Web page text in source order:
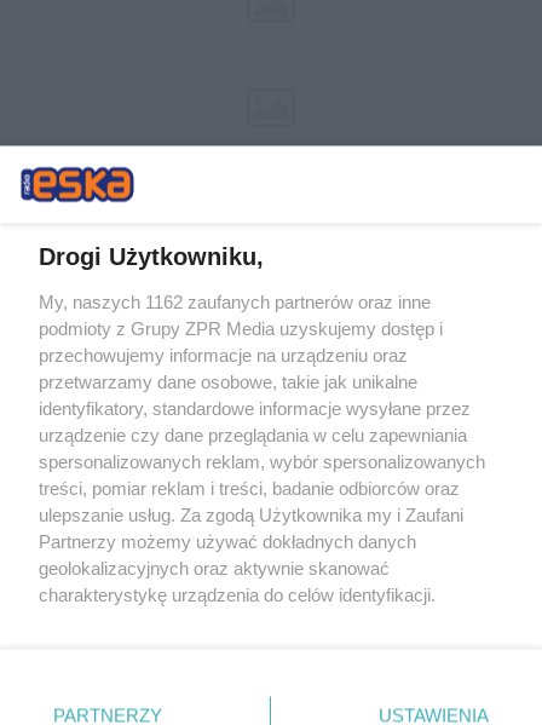
Żaden utwór zamieszczony w serwisie nie może być powielany i
rozpowszechniany lub dalej rozpowszechniany w jakikolwiek sposób (w
tym także elektroniczny lub mechaniczny) na jakimkolwiek polu
eksploatacji w jakiejkolwiek formie, włącznie z umieszczaniem w
Internecie bez pisemnej zgody właściciela praw. Jakiekolwiek użycie lub
wykorzystanie utworów w całości lub w części z naruszeniem prawa,
tzn. bez właściwej zgody, jest zabronione pod groźbą kary i może być
ścigane prawnie.
Drogi Użytkowniku,
My, naszych 1162 zaufanych partnerów oraz inne
podmioty z Grupy ZPR Media uzyskujemy dostęp i
przechowujemy informacje na urządzeniu oraz
przetwarzamy dane osobowe, takie jak unikalne
identyfikatory, standardowe informacje wysyłane przez
urządzenie czy dane przeglądania w celu zapewniania
spersonalizowanych reklam, wybór spersonalizowanych
treści, pomiar reklam i treści, badanie odbiorców oraz
ulepszanie usług. Za zgodą Użytkownika my i Zaufani
Partnerzy możemy używać dokładnych danych
geolokalizacyjnych oraz aktywnie skanować
charakterystykę urządzenia do celów identyfikacji.
zmienić/wycofać klikając przycisk ustawień prywatności
PARTNERZY USTAWIENIA